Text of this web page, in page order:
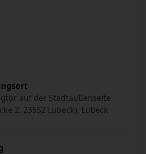
auf der Stadtaußenseite
2, 23552 Lübeck), Lübeck